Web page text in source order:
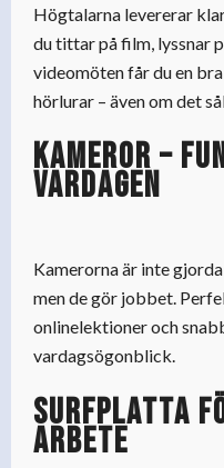
Högtalarna levererar
du tittar på film, lyssnar
videomöten får du en
hörlurar – även om det
Kameror –
vardagen
Kamerorna är inte
men de gör jobbet.
onlinelektioner och
vardagsögonblick.
Surfplatta
arbete